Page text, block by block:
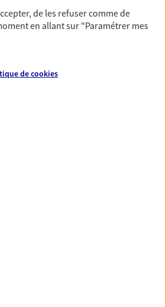
temporaire totale de travail,
de les refuser comme de
en allant sur "Paramétrer mes
decookies